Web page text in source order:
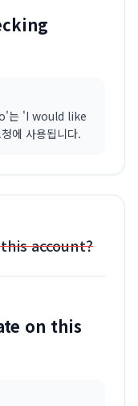
는 'I would like
에 사용됩니다.
account?
on this